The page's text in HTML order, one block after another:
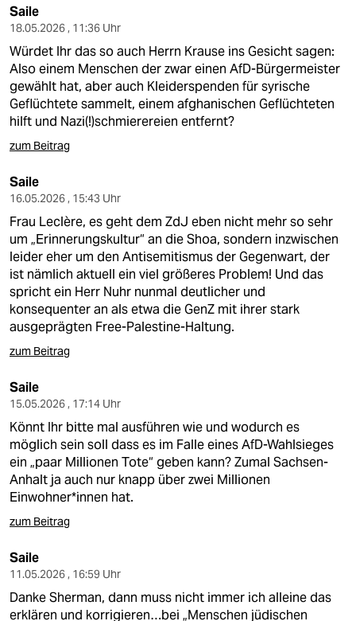
Saile
18.05.2026 , 11:36 Uhr
Würdet Ihr das so auch Herrn Krause ins Gesicht sagen:
Also einem Menschen der zwar einen AfD-Bürgermeister
gewählt hat, aber auch Kleiderspenden für syrische
Geflüchtete sammelt, einem afghanischen Geflüchteten
hilft und Nazi(!)schmierereien entfernt?
zum Beitrag
Saile
16.05.2026 , 15:43 Uhr
Frau Leclère, es geht dem ZdJ eben nicht mehr so sehr
um „Erinnerungskultur“ an die Shoa, sondern inzwischen
leider eher um den Antisemitismus der Gegenwart, der
ist nämlich aktuell ein viel größeres Problem! Und das
spricht ein Herr Nuhr nunmal deutlicher und
konsequenter an als etwa die GenZ mit ihrer stark
ausgeprägten Free-Palestine-Haltung.
zum Beitrag
Saile
15.05.2026 , 17:14 Uhr
Könnt Ihr bitte mal ausführen wie und wodurch es
möglich sein soll dass es im Falle eines AfD-Wahlsieges
ein „paar Millionen Tote“ geben kann? Zumal Sachsen-
Anhalt ja auch nur knapp über zwei Millionen
Einwohner*innen hat.
zum Beitrag
Saile
11.05.2026 , 16:59 Uhr
Danke Sherman, dann muss nicht immer ich alleine das
erklären und korrigieren…bei „Menschen jüdischen